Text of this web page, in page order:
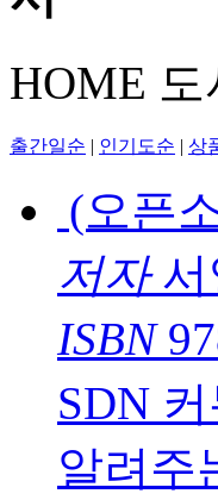
HOME 도
출간일순 | 인기도순 | 상
(오픈
저자서
ISBN
SDN
알려주